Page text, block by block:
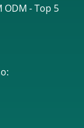
ODM - Top 5